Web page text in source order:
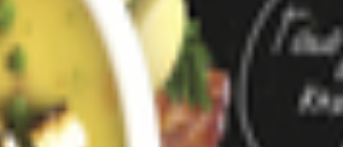
г. Самара, проспект Кирова, д. 257; Филиал в Вязниковском районе
Промышленная, д.1; Филиал в г. Перми, 614990, Россия, Пермский
в с. Ворсино Боровского р-на Калужской обл., 249020, Россия,